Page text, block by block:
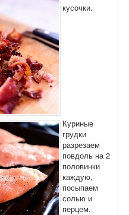
кусочки.
Куриные
грудки
разрезаем
повдоль на 2
половинки
каждую,
посыпаем
солью и
перцем.